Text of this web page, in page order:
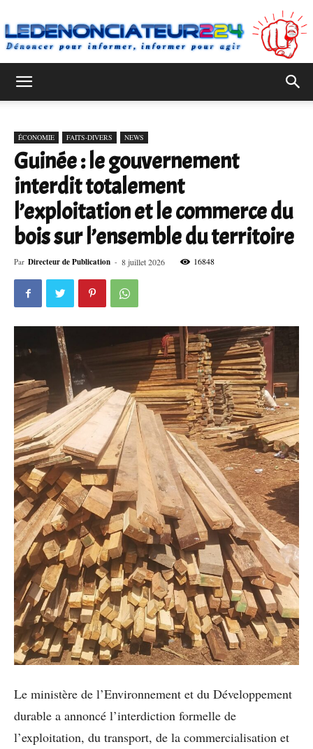
ÉCONOMIE FAITS-DIVERS NEWS
Guinée : le gouvernement
interdit totalement
l’exploitation et le commerce du
bois sur l’ensemble du territoire
Par Directeur de Publication - 8 juillet 2026 16848
Le ministère de l’Environnement et du Développement
durable a annoncé l’interdiction formelle de
l’exploitation, du transport, de la commercialisation et